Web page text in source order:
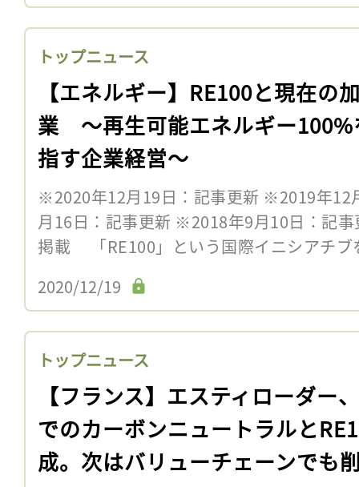
トップニュース
【エネルギー】RE100と現在の
業 〜再生可能エネルギー100%
指す企業経営〜
※2020年12月19日：記事更新 ※2019年
月16日：記事更新 ※2018年9月10日：記
掲載 「RE100」という国際イニシアチ
2020/12/19
トップニュース
【フランス】エスティローダー
でのカーボンニュートラルと
成。次はバリューチェーンでも